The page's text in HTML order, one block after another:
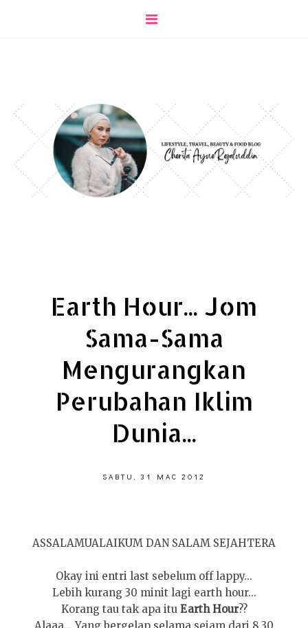
Earth Hour... Jom
Sama-Sama
Mengurangkan
Perubahan Iklim
Dunia...
SABTU, 31 MAC 2012
ASSALAMUALAIKUM DAN SALAM SEJAHTERA
Okay ini entri last sebelum off lappy...
Lebih kurang 30 minit lagi earth hour...
Korang tau tak apa itu Earth Hour??